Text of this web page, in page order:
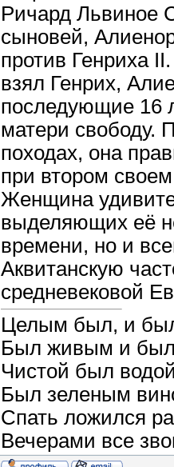
Ричард Львиное
сыновей,
против Генриха
взял Генрих,
последующие 16
матери свободу.
походах, она
при втором
Женщина
выделяющих её
времени, но и
Аквитанскую
средневековой
Целым был, и
Был живым и
Чистой был
Был зеленым
Спать ложился
Вечерами все